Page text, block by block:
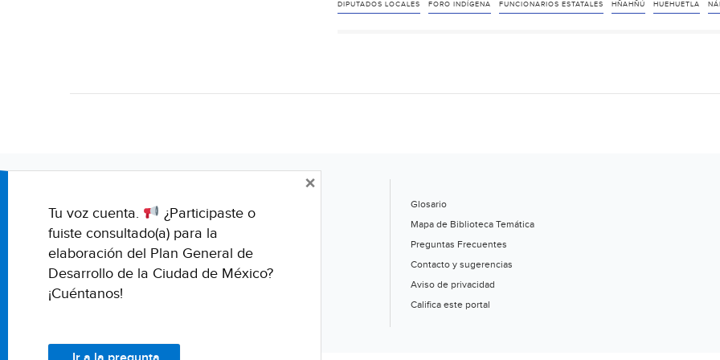
Foro
Tulancingo)
DIPUTADOS LOCALES FORO INDÍGENA FUNCIONARIOS ESTATALES HÑAHÑÚ HUEHUETLA
Glosario
Mapa de Biblioteca Temática
Preguntas Frecuentes
Contacto y sugerencias
Aviso de privacidad
Califica este portal
Tu voz cuenta.
¿Participaste o
fuiste consultado(a) para la
elaboración del Plan General de
Desarrollo de la Ciudad de México?
¡Cuéntanos!
×